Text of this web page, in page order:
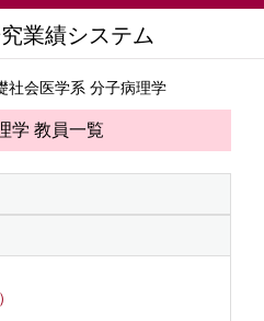
業績システム
社会医学系 分子病理学
学 教員一覧